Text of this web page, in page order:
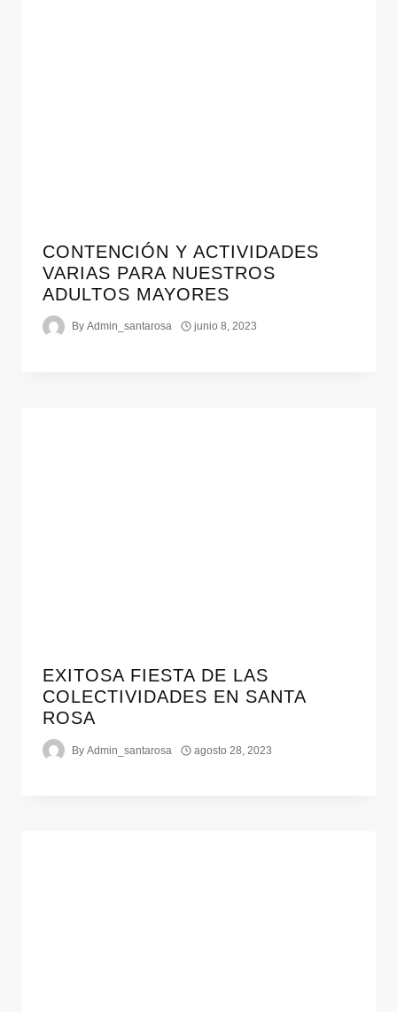
CONTENCIÓN Y ACTIVIDADES
VARIAS PARA NUESTROS
ADULTOS MAYORES
By Admin_santarosa junio 8, 2023
EXITOSA FIESTA DE LAS
COLECTIVIDADES EN SANTA
ROSA
By Admin_santarosa agosto 28, 2023